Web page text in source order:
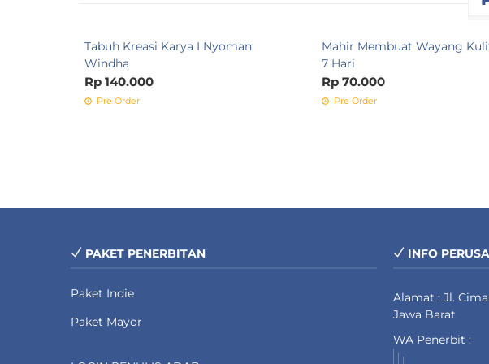
Tabuh Kreasi Karya I Nyoman
Windha
Rp 140.000
Pre Order
Mahir Membuat Wayang
7 Hari
Rp 70.000
Pre Order
PAKET PENERBITAN
Paket Indie
Paket Mayor
INFO
Alamat : Jl.
Jawa Barat
WA Penerbit :